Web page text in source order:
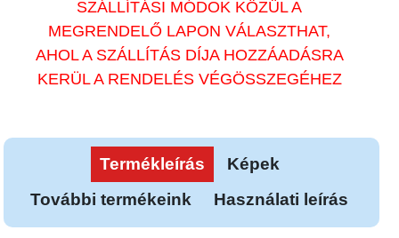
SZÁLLÍTÁSI MÓDOK KÖZÜL A
MEGRENDELŐ LAPON VÁLASZTHAT,
AHOL A SZÁLLÍTÁS DÍJA HOZZÁADÁSRA
KERÜL A RENDELÉS VÉGÖSSZEGÉHEZ
Termékleírás
Képek
További termékeink
Használati leírás